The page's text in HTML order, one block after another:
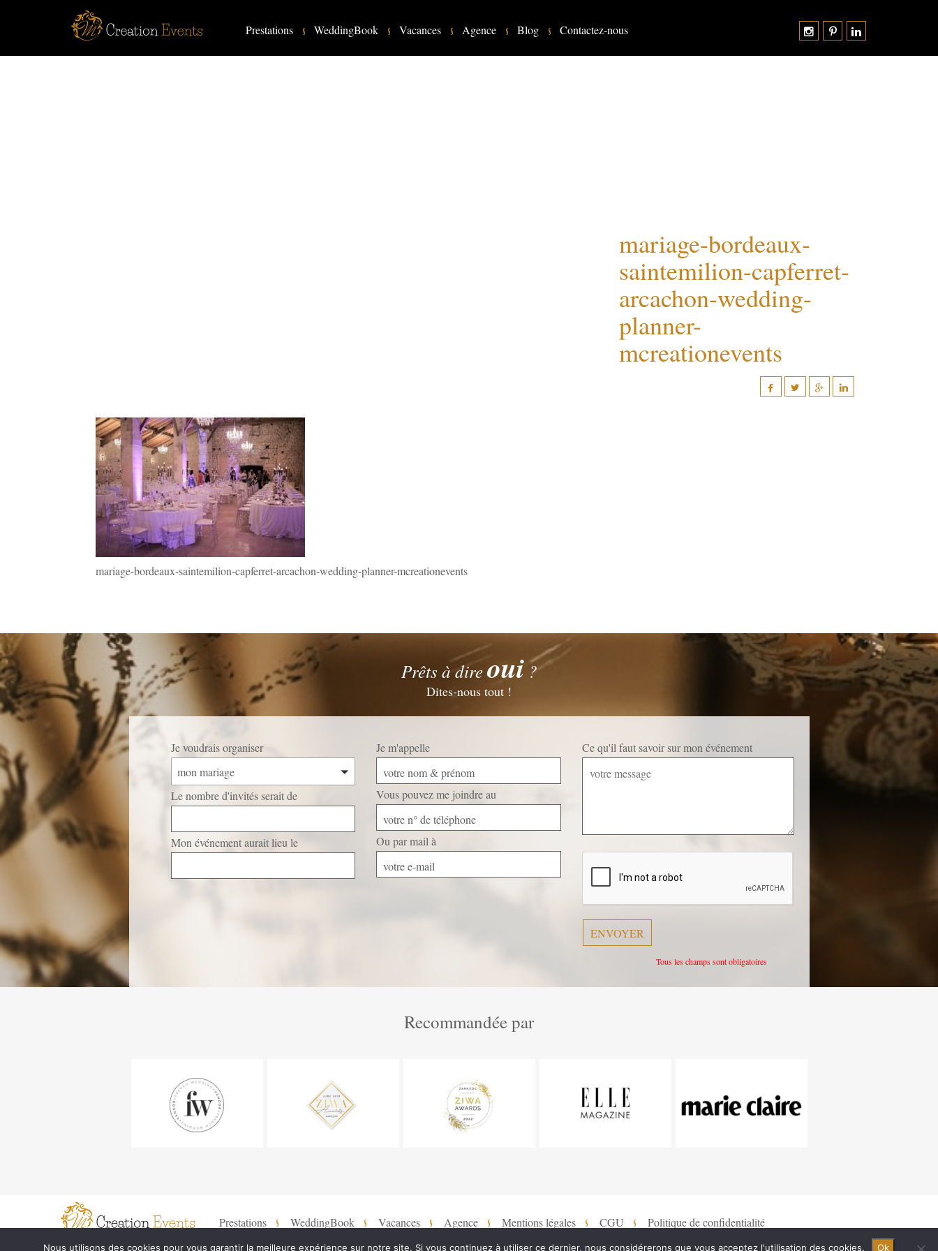
Prestations WeddingBook Vacances Agence Blog Contactez-nous
mariage-bordeaux-
saintemilion-capferret-
arcachon-wedding-
planner-
mcreationevents
mariage-bordeaux-saintemilion-capferret-arcachon-wedding-planner-mcreationevents
Prêts à direoui ?
Dites-nous tout !
Je voudrais organiser
mon mariage
Le nombre d'invités serait de
Mon événement aurait lieu le
Je m'appelle
votre nom & prénom
Vous pouvez me joindre au
votre n° de téléphone
Ou par mail à
votre e-mail
Ce qu'il faut savoir sur mon événement
champ
vide.
Tous les champs sont obligatoires
Recommandée par
Prestations WeddingBook Vacances Agence Mentions légales CGU Politique de confidentialité
Nous utilisons des cookies pour vous garantir la meilleure expérience sur notre site. Si vous continuez à utiliser ce dernier, nous considérerons que vous acceptez l'utilisation des cookies. Ok